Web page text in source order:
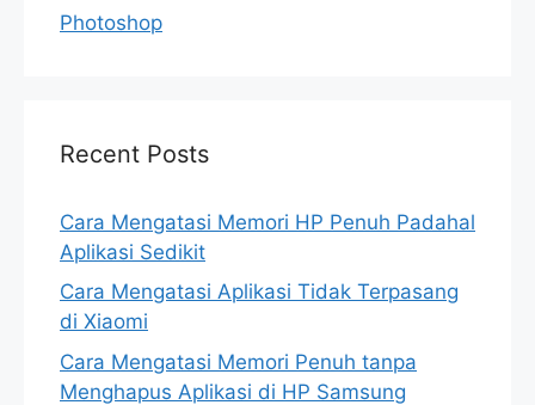
Photoshop
Recent Posts
Cara Mengatasi Memori HP Penuh Padahal
Aplikasi Sedikit
Cara Mengatasi Aplikasi Tidak Terpasang
di Xiaomi
Cara Mengatasi Memori Penuh tanpa
Menghapus Aplikasi di HP Samsung